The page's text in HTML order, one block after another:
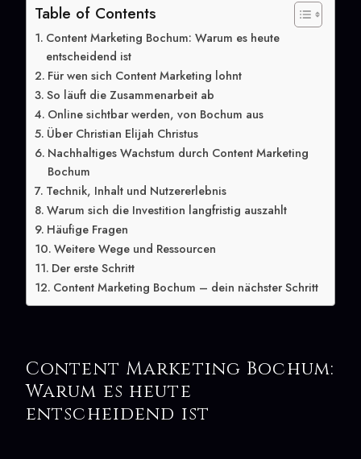
Table of Contents
Content Marketing Bochum: Warum es heute
entscheidend ist
Für wen sich Content Marketing lohnt
So läuft die Zusammenarbeit ab
Online sichtbar werden, von Bochum aus
Über Christian Elijah Christus
Nachhaltiges Wachstum durch Content Marketing
Bochum
Technik, Inhalt und Nutzererlebnis
Warum sich die Investition langfristig auszahlt
Häufige Fragen
Weitere Wege und Ressourcen
Der erste Schritt
Content Marketing Bochum – dein nächster Schritt
Content Marketing Bochum:
Warum es heute
entscheidend ist